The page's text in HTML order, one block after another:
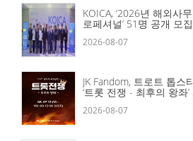
KOICA, ‘2026년 해외사
로페셔널’ 51명 공개 모
2026-08-07
JK Fandom, 트로트 톱
‘트롯 전쟁 - 최후의 왕좌’
2026-08-07